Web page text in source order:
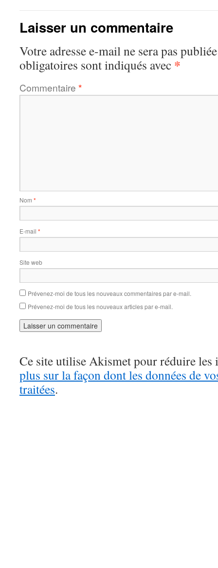
Laisser un commentaire
Votre adresse e-mail ne sera pas
obligatoires sont indiqués avec *
Commentaire *
Nom *
E-mail *
Site web
Prévenez-moi de tous les nouveaux commentaires par e-mail.
Prévenez-moi de tous les nouveaux articles par e-mail.
Ce site utilise Akismet pour réduire les
plus sur la façon dont les données de
traitées.